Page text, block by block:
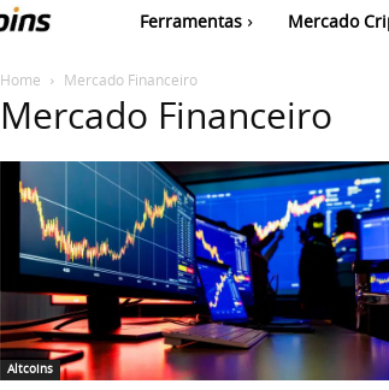
Ferramentas Mercado
Home Mercado Financeiro
Mercado Financeiro
Altcoins